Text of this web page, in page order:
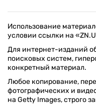
Использование
условии ссылки на
Для интернет-изданий
поисковых систем,
конкретный материал.
Любое копирование,
фотографических и
на Getty Images, строго